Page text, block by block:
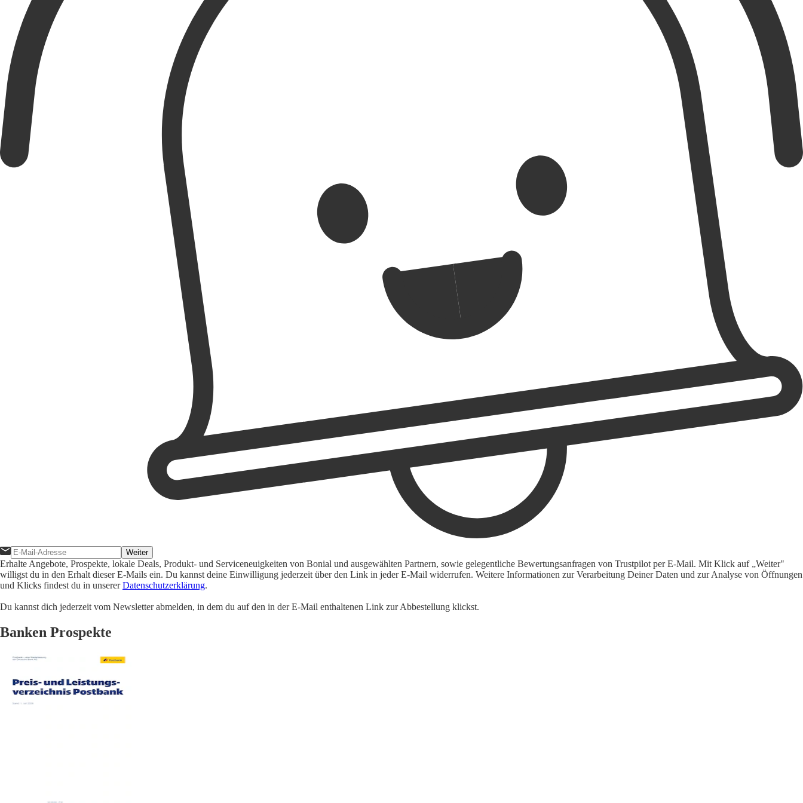
Weiter
Erhalte Angebote, Prospekte, lokale Deals, Produkt- und Serviceneuigkeiten von Bonial und ausgewählten Partnern, sowie gelegentliche Bewertungsanfragen von Trustpilot per E-Mail. Mit Klick auf „Weiter"
willigst du in den Erhalt dieser E-Mails ein. Du kannst deine Einwilligung jederzeit über den Link in jeder E-Mail widerrufen. Weitere Informationen zur Verarbeitung Deiner Daten und zur Analyse von Öffnungen
und Klicks findest du in unsererDatenschutzerklärung.
Du kannst dich jederzeit vom Newsletter abmelden, in dem du auf den in der E-Mail enthaltenen Link zur Abbestellung klickst.
Banken Prospekte